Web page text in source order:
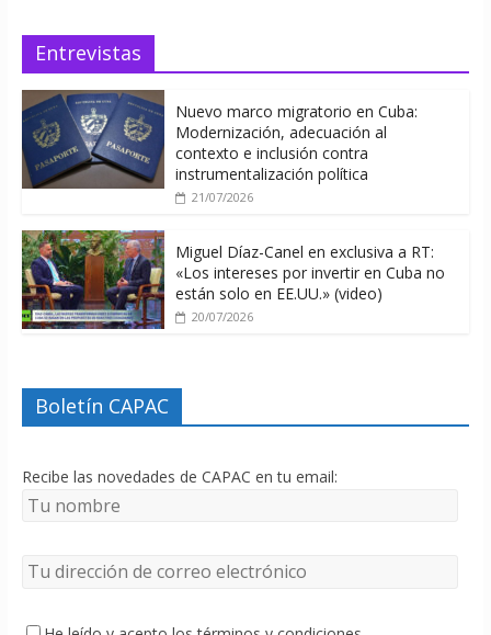
Entrevistas
Nuevo marco migratorio en Cuba:
Modernización, adecuación al
contexto e inclusión contra
instrumentalización política
21/07/2026
Miguel Díaz-Canel en exclusiva a RT:
«Los intereses por invertir en Cuba no
están solo en EE.UU.» (video)
20/07/2026
Boletín CAPAC
Recibe las novedades de CAPAC en tu email: